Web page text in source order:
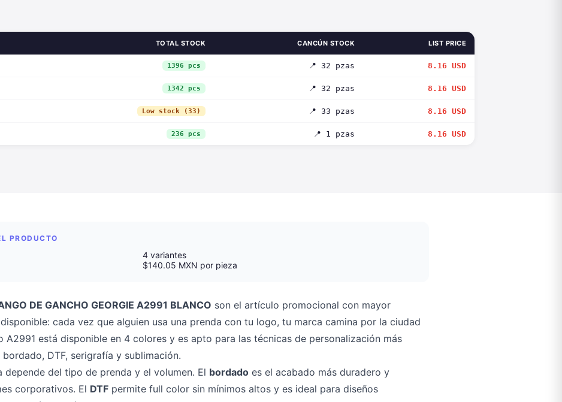
TOTAL STOCK CANCÚN STOCK LIST PRICE
1396 pcs 📍 32 pzas 8.16 USD
1342 pcs 📍 32 pzas 8.16 USD
Low stock (33) 📍 33 pzas 8.16 USD
236 pcs 📍 1 pzas 8.16 USD
PRODUCTO
4 variantes
$140.05 MXN por pieza
DE GANCHO GEORGIE A2991 BLANCO son el artículo promocional con mayor
cada vez que alguien usa una prenda con tu logo, tu marca camina por la ciudad
A2991 está disponible en 4 colores y es apto para las técnicas de personalización más
DTF, serigrafía y sublimación.
depende del tipo de prenda y el volumen. El bordado es el acabado más duradero y
corporativos. El DTF permite full color sin mínimos altos y es ideal para diseños